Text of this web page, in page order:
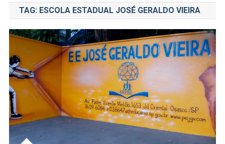
TAG: ESCOLA ESTADUAL JOSÉ GERALDO VIEIRA